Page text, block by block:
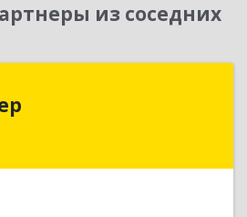
из соседних
обл, Каменск-Уральский